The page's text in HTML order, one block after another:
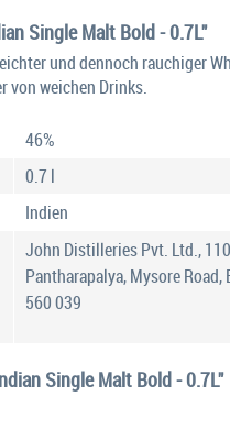
Single Malt Bold - 0.7L"
und dennoch rauchiger
von weichen Drinks.
46%
0.7 l
Indien
John Distilleries Pvt. Ltd.,
Pantharapalya, Mysore Road,
560 039
Single Malt Bold - 0.7L"